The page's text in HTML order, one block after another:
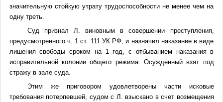
значительную стойкую утрату трудоспособности не менее чем на
одну треть.
Суд признал Л. виновным в совершении преступления,
предусмотренного ч. 1 ст. 111 УК РФ, и назначил наказание в виде
лишения свободы сроком на 1 год, с отбыванием наказания в
исправительной колонии общего режима. Осужденный взят под
стражу в зале суда.
Этим же приговором удовлетворены части исковые
требования потерпевшей, судом с Л. взыскано в счет возмещения